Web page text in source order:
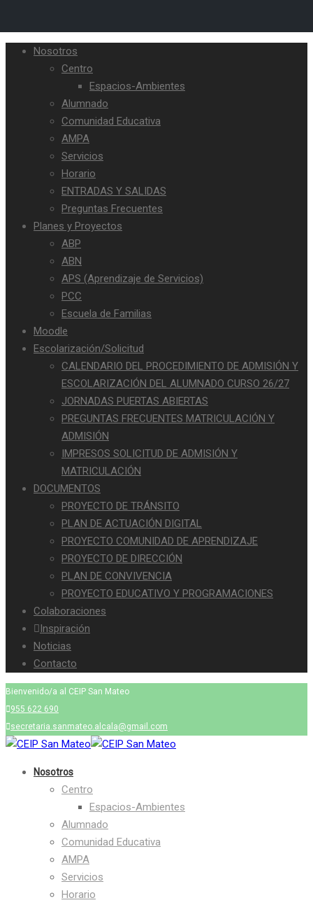
Nosotros
Centro
Espacios-Ambientes
Alumnado
Comunidad Educativa
AMPA
Servicios
Horario
ENTRADAS Y SALIDAS
Preguntas Frecuentes
Planes y Proyectos
ABP
ABN
APS (Aprendizaje de Servicios)
PCC
Escuela de Familias
Moodle
Escolarización/Solicitud
CALENDARIO DEL PROCEDIMIENTO DE ADMISIÓN Y
ESCOLARIZACIÓN DEL ALUMNADO CURSO 26/27
JORNADAS PUERTAS ABIERTAS
PREGUNTAS FRECUENTES MATRICULACIÓN Y
ADMISIÓN
IMPRESOS SOLICITUD DE ADMISIÓN Y
MATRICULACIÓN
DOCUMENTOS
PROYECTO DE TRÁNSITO
PLAN DE ACTUACIÓN DIGITAL
PROYECTO COMUNIDAD DE APRENDIZAJE
PROYECTO DE DIRECCIÓN
PLAN DE CONVIVENCIA
PROYECTO EDUCATIVO Y PROGRAMACIONES
Colaboraciones
Inspiración
Noticias
Contacto
Bienvenido/a al CEIP San Mateo
955 622 690
secretaria.sanmateo.alcala@gmail.com
Nosotros
Centro
Espacios-Ambientes
Alumnado
Comunidad Educativa
AMPA
Servicios
Horario